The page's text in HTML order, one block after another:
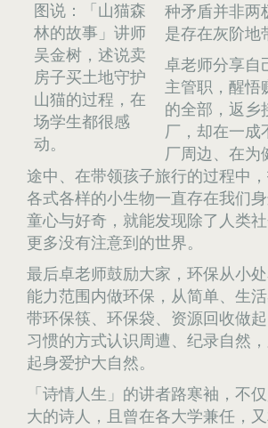
图说：「山猫森
林的故事」讲师
吴金树，述说卖
房子买土地守护
山猫的过程，在
场学生都很感
动。
种矛盾并非两
是存在灰阶地
卓老师分享自
主管职，醒悟
的全部，返乡
厂，却在一成
厂周边、在为
途中、在带领孩子旅行的过程中，
各式各样的小生物一直存在我们
童心与好奇，就能发现除了人类
更多没有注意到的世界。
最后卓老师鼓励大家，环保从小
能力范围内做环保，从简单、生
带环保筷、环保袋、资源回收做
习惯的方式认识周遭、纪录自然
起身爱护大自然。
「诗情人生」的讲者路寒袖，不
大的诗人，且曾在各大学兼任，